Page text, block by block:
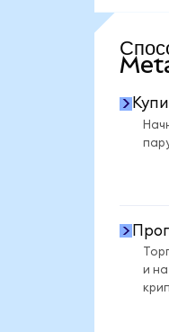
и